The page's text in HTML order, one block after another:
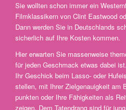
Sie wollten schon immer ein
Filmklassikern von Clint Eastwood
Dann werden Sie in Deutschlands
sicherlich auf Ihre Kosten kommen.
Hier erwarten Sie massenweise
für jeden Geschmack etwas dabei
Ihr Geschick beim Lasso- oder
stellen, mit Ihrer Zielgenauigkeit am
punkten oder Ihre Fähigkeiten als
zeigen. Dem Tatendrang sind für